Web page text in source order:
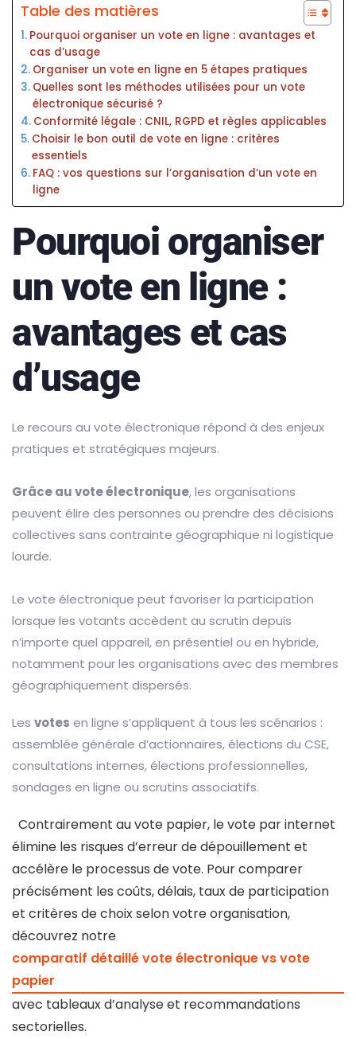
Table des matières
Pourquoi organiser un vote en ligne : avantages et
cas d’usage
Organiser un vote en ligne en 5 étapes pratiques
Quelles sont les méthodes utilisées pour un vote
électronique sécurisé ?
Conformité légale : CNIL, RGPD et règles applicables
Choisir le bon outil de vote en ligne : critères
essentiels
FAQ : vos questions sur l’organisation d’un vote en
ligne
Pourquoi organiser
un vote en ligne :
avantages et cas
d’usage
Le recours au vote électronique répond à des enjeux
pratiques et stratégiques majeurs.
Grâce au vote électronique, les organisations
peuvent élire des personnes ou prendre des décisions
collectives sans contrainte géographique ni logistique
lourde.
Le vote électronique peut favoriser la participation
lorsque les votants accèdent au scrutin depuis
n’importe quel appareil, en présentiel ou en hybride,
notamment pour les organisations avec des membres
géographiquement dispersés.
Les votes en ligne s’appliquent à tous les scénarios :
assemblée générale d’actionnaires, élections du CSE,
consultations internes, élections professionnelles,
sondages en ligne ou scrutins associatifs.
Contrairement au vote papier, le vote par internet
élimine les risques d’erreur de dépouillement et
accélère le processus de vote. Pour comparer
précisément les coûts, délais, taux de participation
et critères de choix selon votre organisation,
découvrez notre
comparatif détaillé vote électronique vs vote
papier
avec tableaux d’analyse et recommandations
sectorielles.